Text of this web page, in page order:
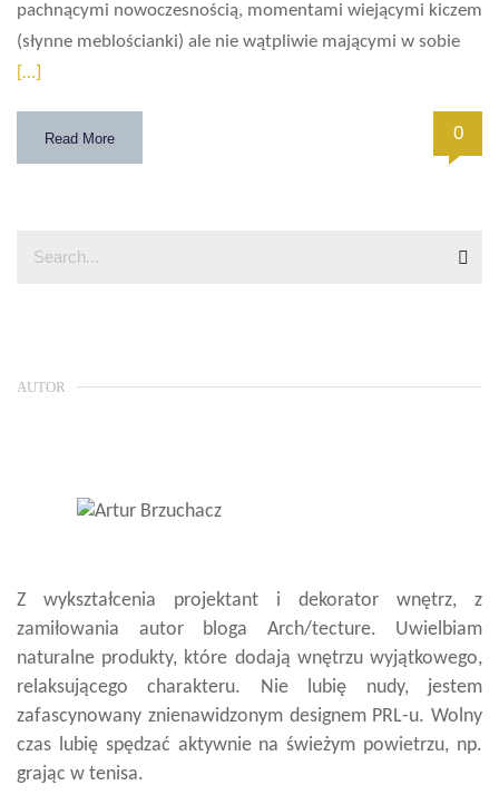
pachnącymi nowoczesnością, momentami wiejącymi kiczem
(słynne meblościanki) ale nie wątpliwie mającymi w sobie
[…]
Read More 0
AUTOR
Z wykształcenia projektant i dekorator wnętrz, z
zamiłowania autor bloga Arch/tecture. Uwielbiam
naturalne produkty, które dodają wnętrzu wyjątkowego,
relaksującego charakteru. Nie lubię nudy, jestem
zafascynowany znienawidzonym designem PRL-u. Wolny
czas lubię spędzać aktywnie na świeżym powietrzu, np.
grając w tenisa.